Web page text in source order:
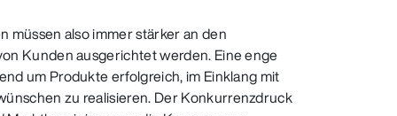
müssen also immer stärker an den
Kunden ausgerichtet werden. Eine enge
um Produkte erfolgreich, im Einklang mit
zu realisieren. Der Konkurrenzdruck